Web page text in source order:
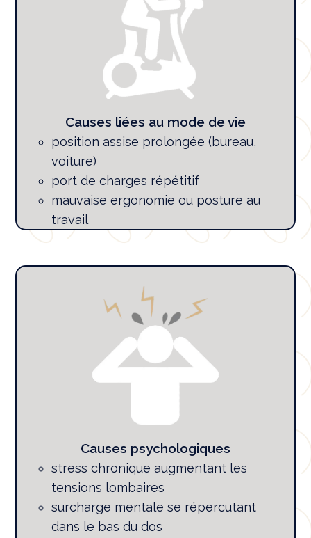
Causes liées au mode de vie
position assise prolongée (bureau,
voiture)
port de charges répétitif
mauvaise ergonomie ou posture au
travail
Causes psychologiques
stress chronique augmentant les
tensions lombaires
surcharge mentale se répercutant
dans le bas du dos